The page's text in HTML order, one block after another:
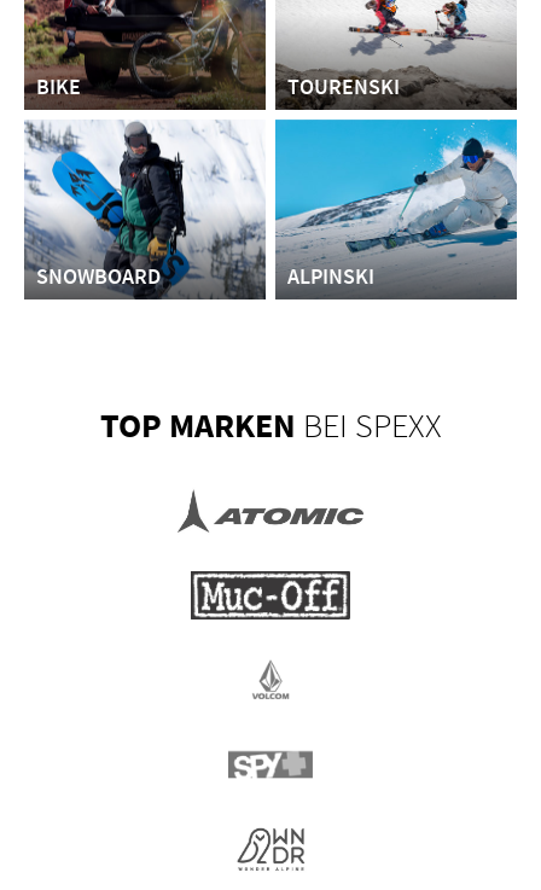
BIKE TOURENSKI
SNOWBOARD ALPINSKI
TOP MARKEN BEI SPEXX